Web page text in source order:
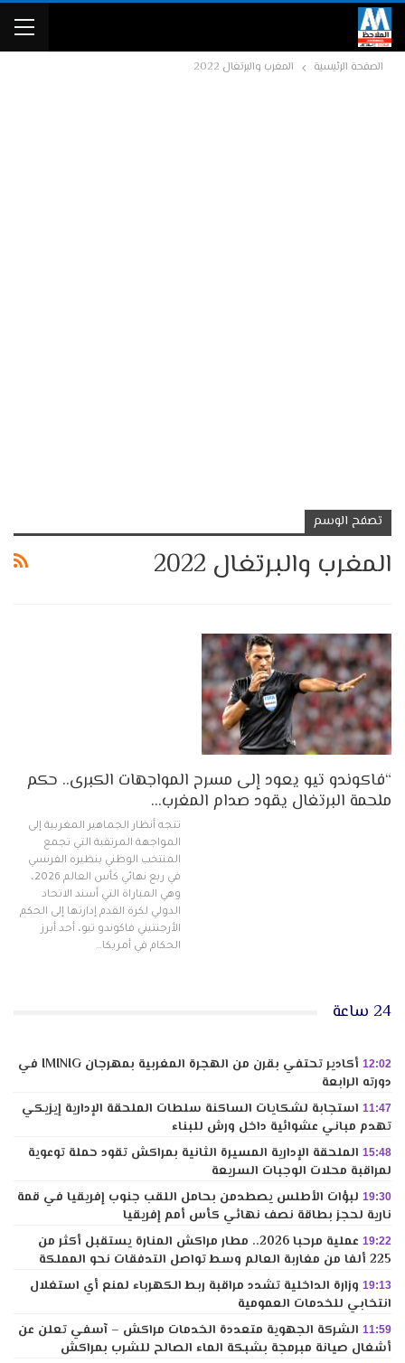
الصفحة الرئيسية المغرب والبرتغال 2022
تصفح الوسم
المغرب والبرتغال 2022
“فاكوندو تيو يعود إلى مسرح المواجهات الكبرى.. حكم
ملحمة البرتغال يقود صدام المغرب…
تتجه أنظار الجماهير المغربية إلى
المواجهة المرتقبة التي تجمع
المنتخب الوطني بنظيره الفرنسي
في ربع نهائي كأس العالم 2026،
وهي المباراة التي أسند الاتحاد
الدولي لكرة القدم إدارتها إلى الحكم
الأرجنتيني فاكوندو تيو، أحد أبرز
الحكام في أمريكا…
24 ساعة
12:02
أكادير تحتفي بقرن من الهجرة المغربية بمهرجان IMINIG في
دورته الرابعة
11:47 استجابة لشكايات الساكنة سلطات الملحقة الإدارية إيزيكي
تهدم مباني عشوائية داخل ورش للبناء
15:48 الملحقة الإدارية المسيرة الثانية بمراكش تقود حملة توعوية
لمراقبة محلات الوجبات السريعة
19:30 لبؤات الأطلس يصطدمن بحامل اللقب جنوب إفريقيا في قمة
نارية لحجز بطاقة نصف نهائي كأس أمم إفريقيا
19:22
عملية مرحبا 2026.. مطار مراكش المنارة يستقبل أكثر من
225 ألفا من مغاربة العالم وسط تواصل التدفقات نحو المملكة
19:13 وزارة الداخلية تشدد مراقبة ربط الكهرباء لمنع أي استغلال
انتخابي للخدمات العمومية
11:59 الشركة الجهوية متعددة الخدمات مراكش – آسفي تعلن عن
أشغال صيانة مبرمجة بشبكة الماء الصالح للشرب بمراكش